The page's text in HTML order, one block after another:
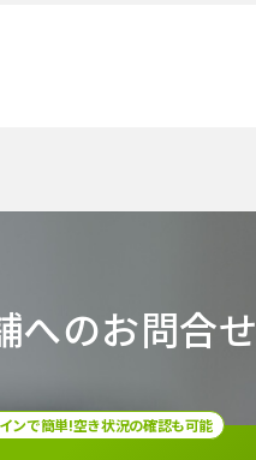
へのお問合せ
ンで簡単!空き状況の確認も可能